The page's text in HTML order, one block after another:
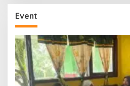
Event